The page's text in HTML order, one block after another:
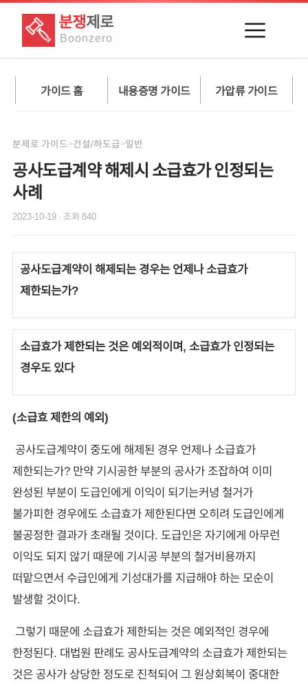
분쟁제로
Boonzero
가이드 홈 내용증명 가이드 가압류 가이드
분제로 가이드>건설/하도급>일반
공사도급계약 해제시 소급효가 인정되는
사례
2023-10-19 · 조회 840
공사도급계약이 해제되는 경우는 언제나 소급효가
제한되는가?
소급효가 제한되는 것은 예외적이며, 소급효가 인정되는
경우도 있다
(소급효 제한의 예외)
공사도급계약이 중도에 해제된 경우 언제나 소급효가
제한되는가? 만약 기시공한 부분의 공사가 조잡하여 이미
완성된 부분이 도급인에게 이익이 되기는커녕 철거가
불가피한 경우에도 소급효가 제한된다면 오히려 도급인에게
불공정한 결과가 초래될 것이다. 도급인은 자기에게 아무런
이익도 되지 않기 때문에 기시공 부분의 철거비용까지
떠맡으면서 수급인에게 기성대가를 지급해야 하는 모순이
발생할 것이다.
그렇기 때문에 소급효가 제한되는 것은 예외적인 경우에
한정된다. 대법원 판례도 공사도급계약의 소급효가 제한되는
것은 공사가 상당한 정도로 진척되어 그 원상회복이 중대한